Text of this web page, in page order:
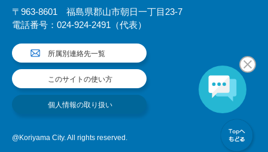
〒963-8601 福島県郡山市朝日一丁目23-7
電話番号：024-924-2491（代表）
所属別連絡先一覧
このサイトの使い方
個人情報の取り扱い
@Koriyama City. All rights reserved.